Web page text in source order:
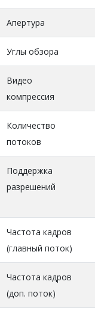
Апертура
Углы обзора
Видео
компрессия
Количество
потоков
Поддержка
разрешений
Частота кадров
(главный поток)
Частота кадров
(доп. поток)